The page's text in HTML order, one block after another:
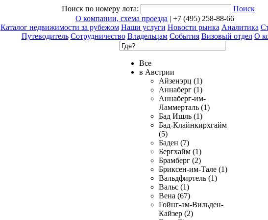
Поиск по номеру лота:
Поиск
О компании, схема проезда | +7 (495) 258-88-66
Каталог недвижимости за рубежом Наши услуги Новости рынка Аналитика
Путеводитель Сотрудничество Владельцам События Визовый отдел О
Все
в Австрии
Айзенэрц (1)
Аннаберг (1)
Аннаберг-им-
Ламмерталь (1)
Бад Ишль (1)
Бад-Клайнкирхгайм
(5)
Баден (7)
Бергхайм (1)
Брамберг (2)
Бриксен-им-Тале (1)
Вальдфиртель (1)
Вальс (1)
Вена (67)
Гойнг-ам-Вильден-
Кайзер (2)